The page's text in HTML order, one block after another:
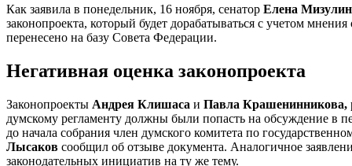
Как заявила в понедельник, 16 ноября, сенатор Елена
законопроекта, который будет дорабатываться с учетом
перенесено на базу Совета Федерации.
Негативная оценка законопроекта
Законопроекты Андрея Клишаса и Павла Крашенинникова,
думскому регламенту должны были попасть на обсуждение в
до начала собрания член думского комитета по
Лысаков сообщил об отзыве документа. Аналогичное
законодательных инициатив на ту же тему.